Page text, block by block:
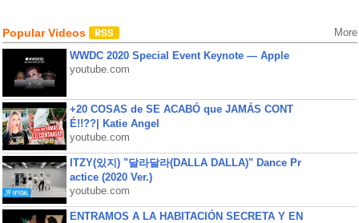
Popular Videos More
WWDC 2020 Special Event Keynote — Apple
youtube.com
+20 COSAS de SE ACABÓ que JAMÁS CONT
É!!??| Katie Angel
youtube.com
ITZY(있지) "달라달라(DALLA DALLA)" Dance Pr
actice (2020 Ver.)
youtube.com
ENTRAMOS A LA HABITACIÓN SECRETA Y EN